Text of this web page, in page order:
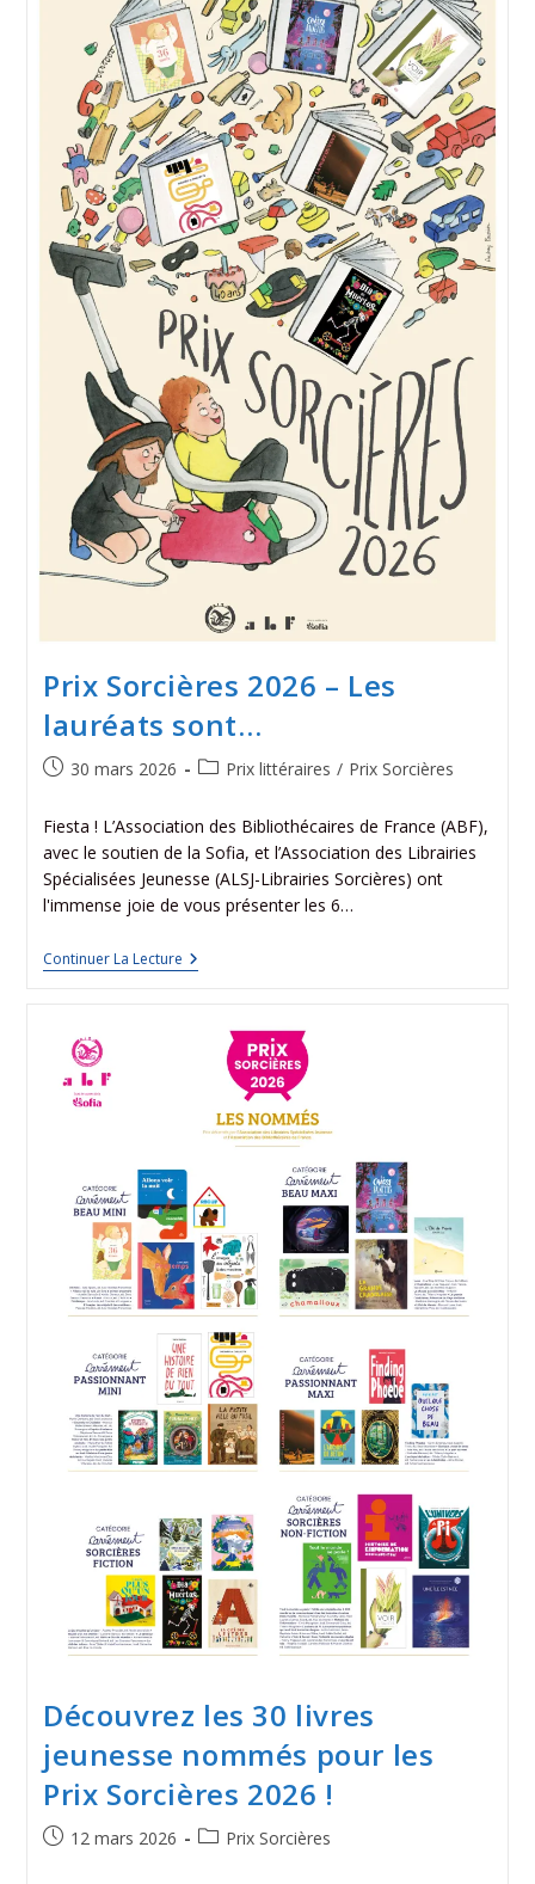
Prix Sorcières 2026 – Les
lauréats sont…
30 mars 2026 Prix littéraires / Prix Sorcières
Fiesta ! L’Association des Bibliothécaires de France (ABF),
avec le soutien de la Sofia, et l’Association des Librairies
Spécialisées Jeunesse (ALSJ-Librairies Sorcières) ont
l'immense joie de vous présenter les 6…
Continuer La Lecture
Découvrez les 30 livres
jeunesse nommés pour les
Prix Sorcières 2026 !
12 mars 2026 Prix Sorcières